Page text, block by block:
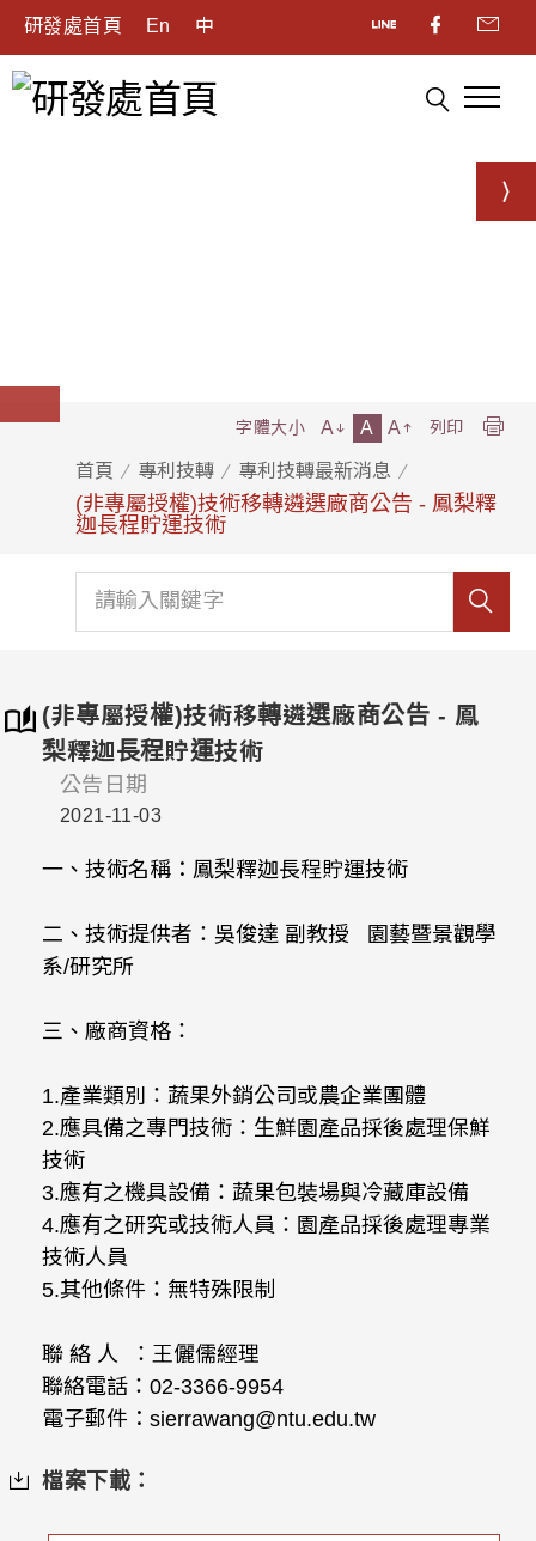
研發處首頁 En 中
首頁 專利技轉 專利技轉最新消息
(非專屬授權)技術移轉遴選廠商公告 - 鳳梨釋
迦長程貯運技術
字體大小 A A A 列印
(非專屬授權)技術移轉遴選廠商公告 - 鳳
梨釋迦長程貯運技術
公告日期
2021-11-03
一、技術名稱：鳳梨釋迦長程貯運技術
二、技術提供者：吳俊達 副教授 園藝暨景觀學
系/研究所
三、廠商資格：
1.產業類別：蔬果外銷公司或農企業團體
2.應具備之專門技術：生鮮園產品採後處理保鮮
技術
3.應有之機具設備：蔬果包裝場與冷藏庫設備
4.應有之研究或技術人員：園產品採後處理專業
技術人員
5.其他條件：無特殊限制
聯 絡 人 ：王儷儒經理
聯絡電話：02-3366-9954
電子郵件：sierrawang@ntu.edu.tw
檔案下載：